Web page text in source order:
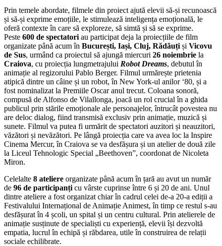
Prin temele abordate, filmele din proiect ajută elevii să-și recunoască
și să-și exprime emoțiile, le stimulează inteligența emoțională, le
oferă contexte în care să exploreze, să simtă și să se exprime.
Peste 600 de spectatori au participat deja la proiecțiile de film
organizate până acum în București, Iași, Cluj, Rădăuți și Vicovu
de Sus, urmând ca proiectul să ajungă miercuri 26 noiembrie la
Craiova, cu proiecția lungmetrajului Robot Dreams, debutul în
animație al regizorului Pablo Berger. Filmul urmărește prietenia
atipică dintre un câine și un robot, în New York-ul anilor ‘80, și a
fost nominalizat la Premiile Oscar anul trecut. Coloana sonoră,
compusă de Alfonso de Vilallonga, joacă un rol crucial în a ghida
publicul prin stările emoționale ale personajelor, întrucât povestea nu
are deloc dialog, fiind transmisă exclusiv prin animație, muzică și
sunete. Filmul va putea fi urmărit de spectatori auzitori și neauzitori,
văzători și nevăzători. Pe lângă proiecția care va avea loc la Inspire
Cinema Mercur, în Craiova se va desfășura și un atelier de două zile
la Liceul Tehnologic Special „Beethoven”, coordonat de Nicoleta
Miron.
Celelalte 8 ateliere organizate până acum în țară au avut un număr
de 96 de participanți cu vârste cuprinse între 6 și 20 de ani. Unul
dintre ateliere a fost organizat chiar în cadrul celei de-a 20-a ediții a
Festivalului Internațional de Animație Animest, în timp ce restul s-au
desfășurat în 4 școli, un spital și un centru cultural. Prin atelierele de
animație susținute de specialiști cu experiență, elevii își dezvoltă
empatia, lucrul în echipă și răbdarea, utile în construirea de relații
sociale echilibrate.